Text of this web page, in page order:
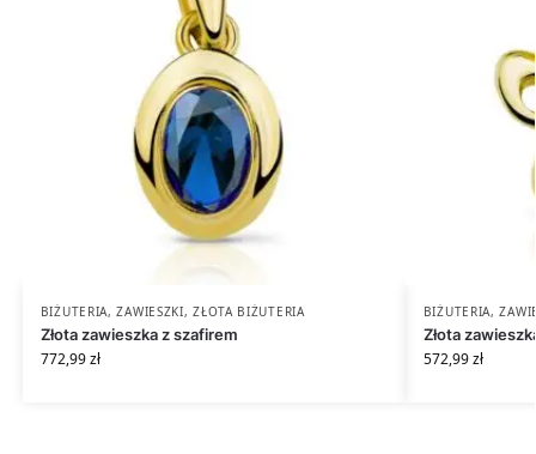
BIŻUTERIA,ZAWIESZKI,ZŁOTA BIŻUTERIA
Złota zawieszka z szafirem
772,99zł
BIŻUTERIA,
Złota
572,99zł